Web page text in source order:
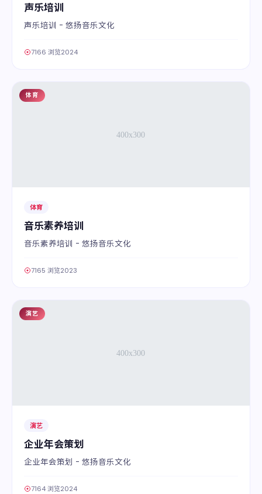
声乐培训
声乐培训 - 悠扬音乐文化
7166 浏览2024
体育
体育
音乐素养培训
音乐素养培训 - 悠扬音乐文化
7165 浏览2023
演艺
演艺
企业年会策划
企业年会策划 - 悠扬音乐文化
7164 浏览2024